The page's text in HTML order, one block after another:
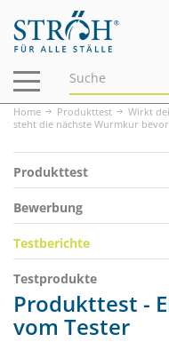
Navigation
ein-/ausblenden
Home Produkttest
Wirkt
steht die nächste Wurmkur
Produkttest
Bewerbung
Testberichte
Testprodukte
Produkttest -
vom Tester